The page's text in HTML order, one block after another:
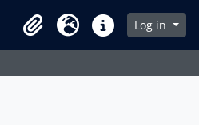
Clipboard
Idioma Enlaces rápidos
Log in